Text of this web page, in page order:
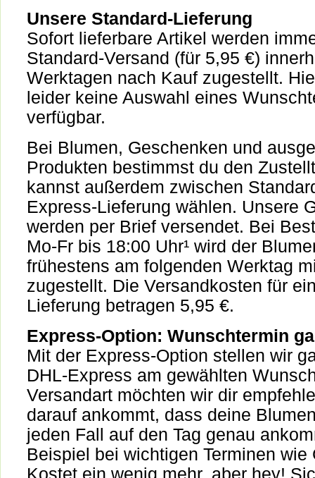
Unsere Standard-Lieferung
Sofort lieferbare Artikel werden
Standard-Versand (für 5,95 €)
Werktagen nach Kauf zugestellt.
leider keine Auswahl eines
verfügbar.
Bei Blumen, Geschenken und
Produkten bestimmst du den
kannst außerdem zwischen
Express-Lieferung wählen. Unsere
werden per Brief versendet. Bei
Mo-Fr bis 18:00 Uhr¹ wird der
frühestens am folgenden Werktag
zugestellt. Die Versandkosten für
Lieferung betragen 5,95 €.
Express-Option: Wunschtermin
Mit der Express-Option stellen wir
DHL-Express am gewählten
Versandart möchten wir dir
darauf ankommt, dass deine
jeden Fall auf den Tag genau
Beispiel bei wichtigen Terminen wie
Kostet ein wenig mehr, aber hey!